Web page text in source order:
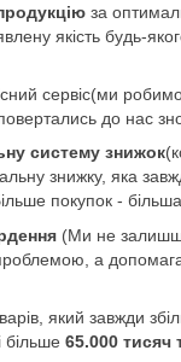
за
якість будь-
сервіс(ми
до нас
систему знижок
знижку, яка
покупок -
(Ми не
а
який завжди
більше 65.000 тисяч